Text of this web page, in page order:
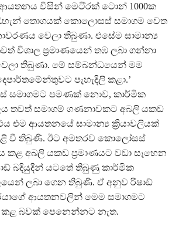
විසින් මෙටි්‍රක් ටොන් 1000ක
තොගයක් කොලොසස් සමාගම වෙත
වෙලා තිබුණා. එසේම සාමාන්‍ය
විශාල ප්‍රමාණයෙන් තඹ ලබා ගන්නා
තිබුණා. මේ සම්බන්ධයෙන් මම
පැහැදිලි කළා.’
සමාගමට පමණක් නොව, කාර්මික
තවත් සමාගම් ගණනාවකට අබලි යකඩ
එම ආයතනයේ සාමාන්‍ය ක්‍රියාවලියක්
වී තිබුණි. ඊට අමතරව කොලෝසස්
කළ අබලි යකඩ ප්‍රමාණයට වඩා සෑහෙන
බදියුදීන් යටතේ තිබුණු කාර්මික
ලබා ගෙන තිබුණි. ඒ අනුව රිෂාඩ්
ආයතනවලින් මෙම සමාගමට
බවක් පෙනෙන්නට නැත.